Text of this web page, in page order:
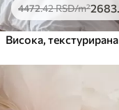
4472.42RSD/m²2683